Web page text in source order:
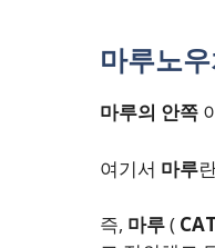
마루노
마루의 안쪽
여기서 마루
즉, 마루(